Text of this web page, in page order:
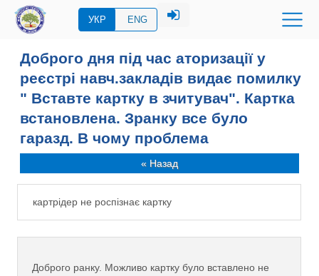
УКР ENG
Доброго дня під час аторизації у
реєстрі навч.закладів видає помилку
" Вставте картку в зчитувач". Картка
встановлена. Зранку все було
гаразд. В чому проблема
« Назад
картрідер не роспізнає картку
Доброго ранку. Можливо картку було вставлено не